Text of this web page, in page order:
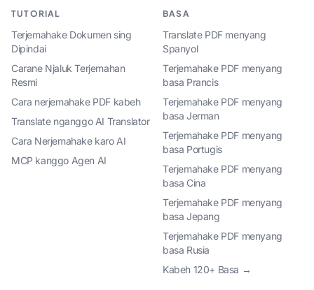
TUTORIAL
Terjemahake Dokumen sing
Dipindai
Carane Njaluk Terjemahan
Resmi
Cara nerjemahake PDF kabeh
Translate nganggo AI Translator
Cara Nerjemahake karo AI
MCP kanggo Agen AI
BASA
Translate PDF menyang
Spanyol
Terjemahake PDF menyang
basa Prancis
Terjemahake PDF menyang
basa Jerman
Terjemahake PDF menyang
basa Portugis
Terjemahake PDF menyang
basa Cina
Terjemahake PDF menyang
basa Jepang
Terjemahake PDF menyang
basa Rusia
Kabeh 120+ Basa →